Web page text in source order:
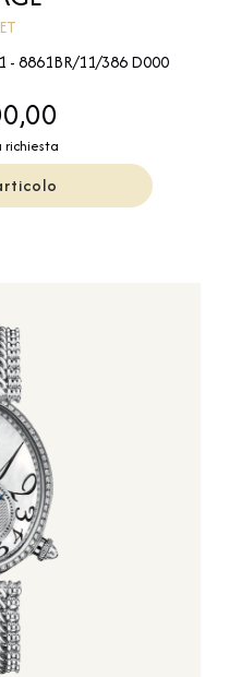
8861BR/11/386 D000
richiesta